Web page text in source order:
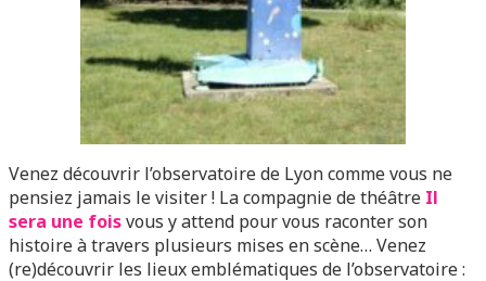
Venez découvrir l’observatoire de Lyon comme vous ne
pensiez jamais le visiter ! La compagnie de théâtre Il
sera une foisvous y attend pour vous raconter son
histoire à travers plusieurs mises en scène… Venez
(re)découvrir les lieux emblématiques de l’observatoire :